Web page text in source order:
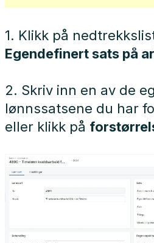
1. Klikk på
Egendefinert sats på
2. Skriv inn en av de
lønnssatsene du har
eller klikk på